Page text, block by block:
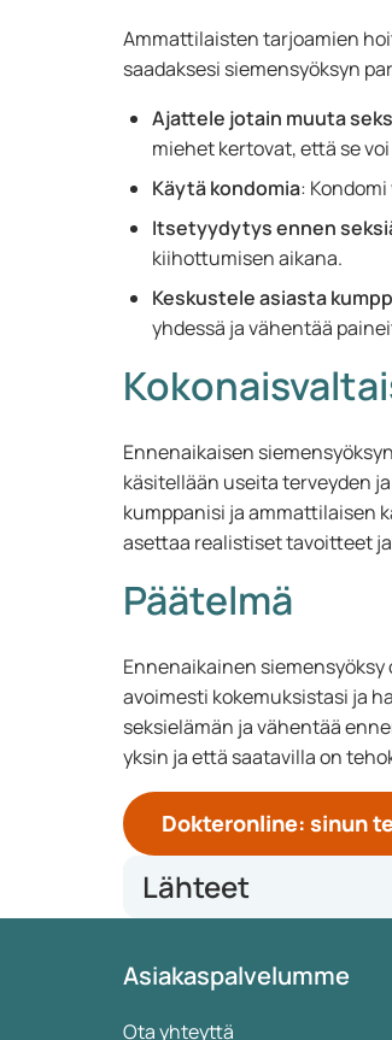
Ammattilaisten tarjoamien
saadaksesi siemensyöksyn
Ajattele jotain muuta
miehet kertovat, että se
Käytä kondomia:
Itsetyydytys ennen
kiihottumisen aikana.
Keskustele asiasta
yhdessä ja vähentää
Ennenaikaisen
käsitellään useita terveyden
kumppanisi ja ammattilaisen
asettaa realistiset tavoitteet
Päätelmä
Ennenaikainen
avoimesti kokemuksistasi ja
seksielämän ja vähentää
yksin ja että saatavilla on
Dokteronline: sinun
Lähteet
Premature ejaculation -
Premature Ejaculation -
Premature Ejaculation:
Asiakaspalvelumme
Ota yhteyttä